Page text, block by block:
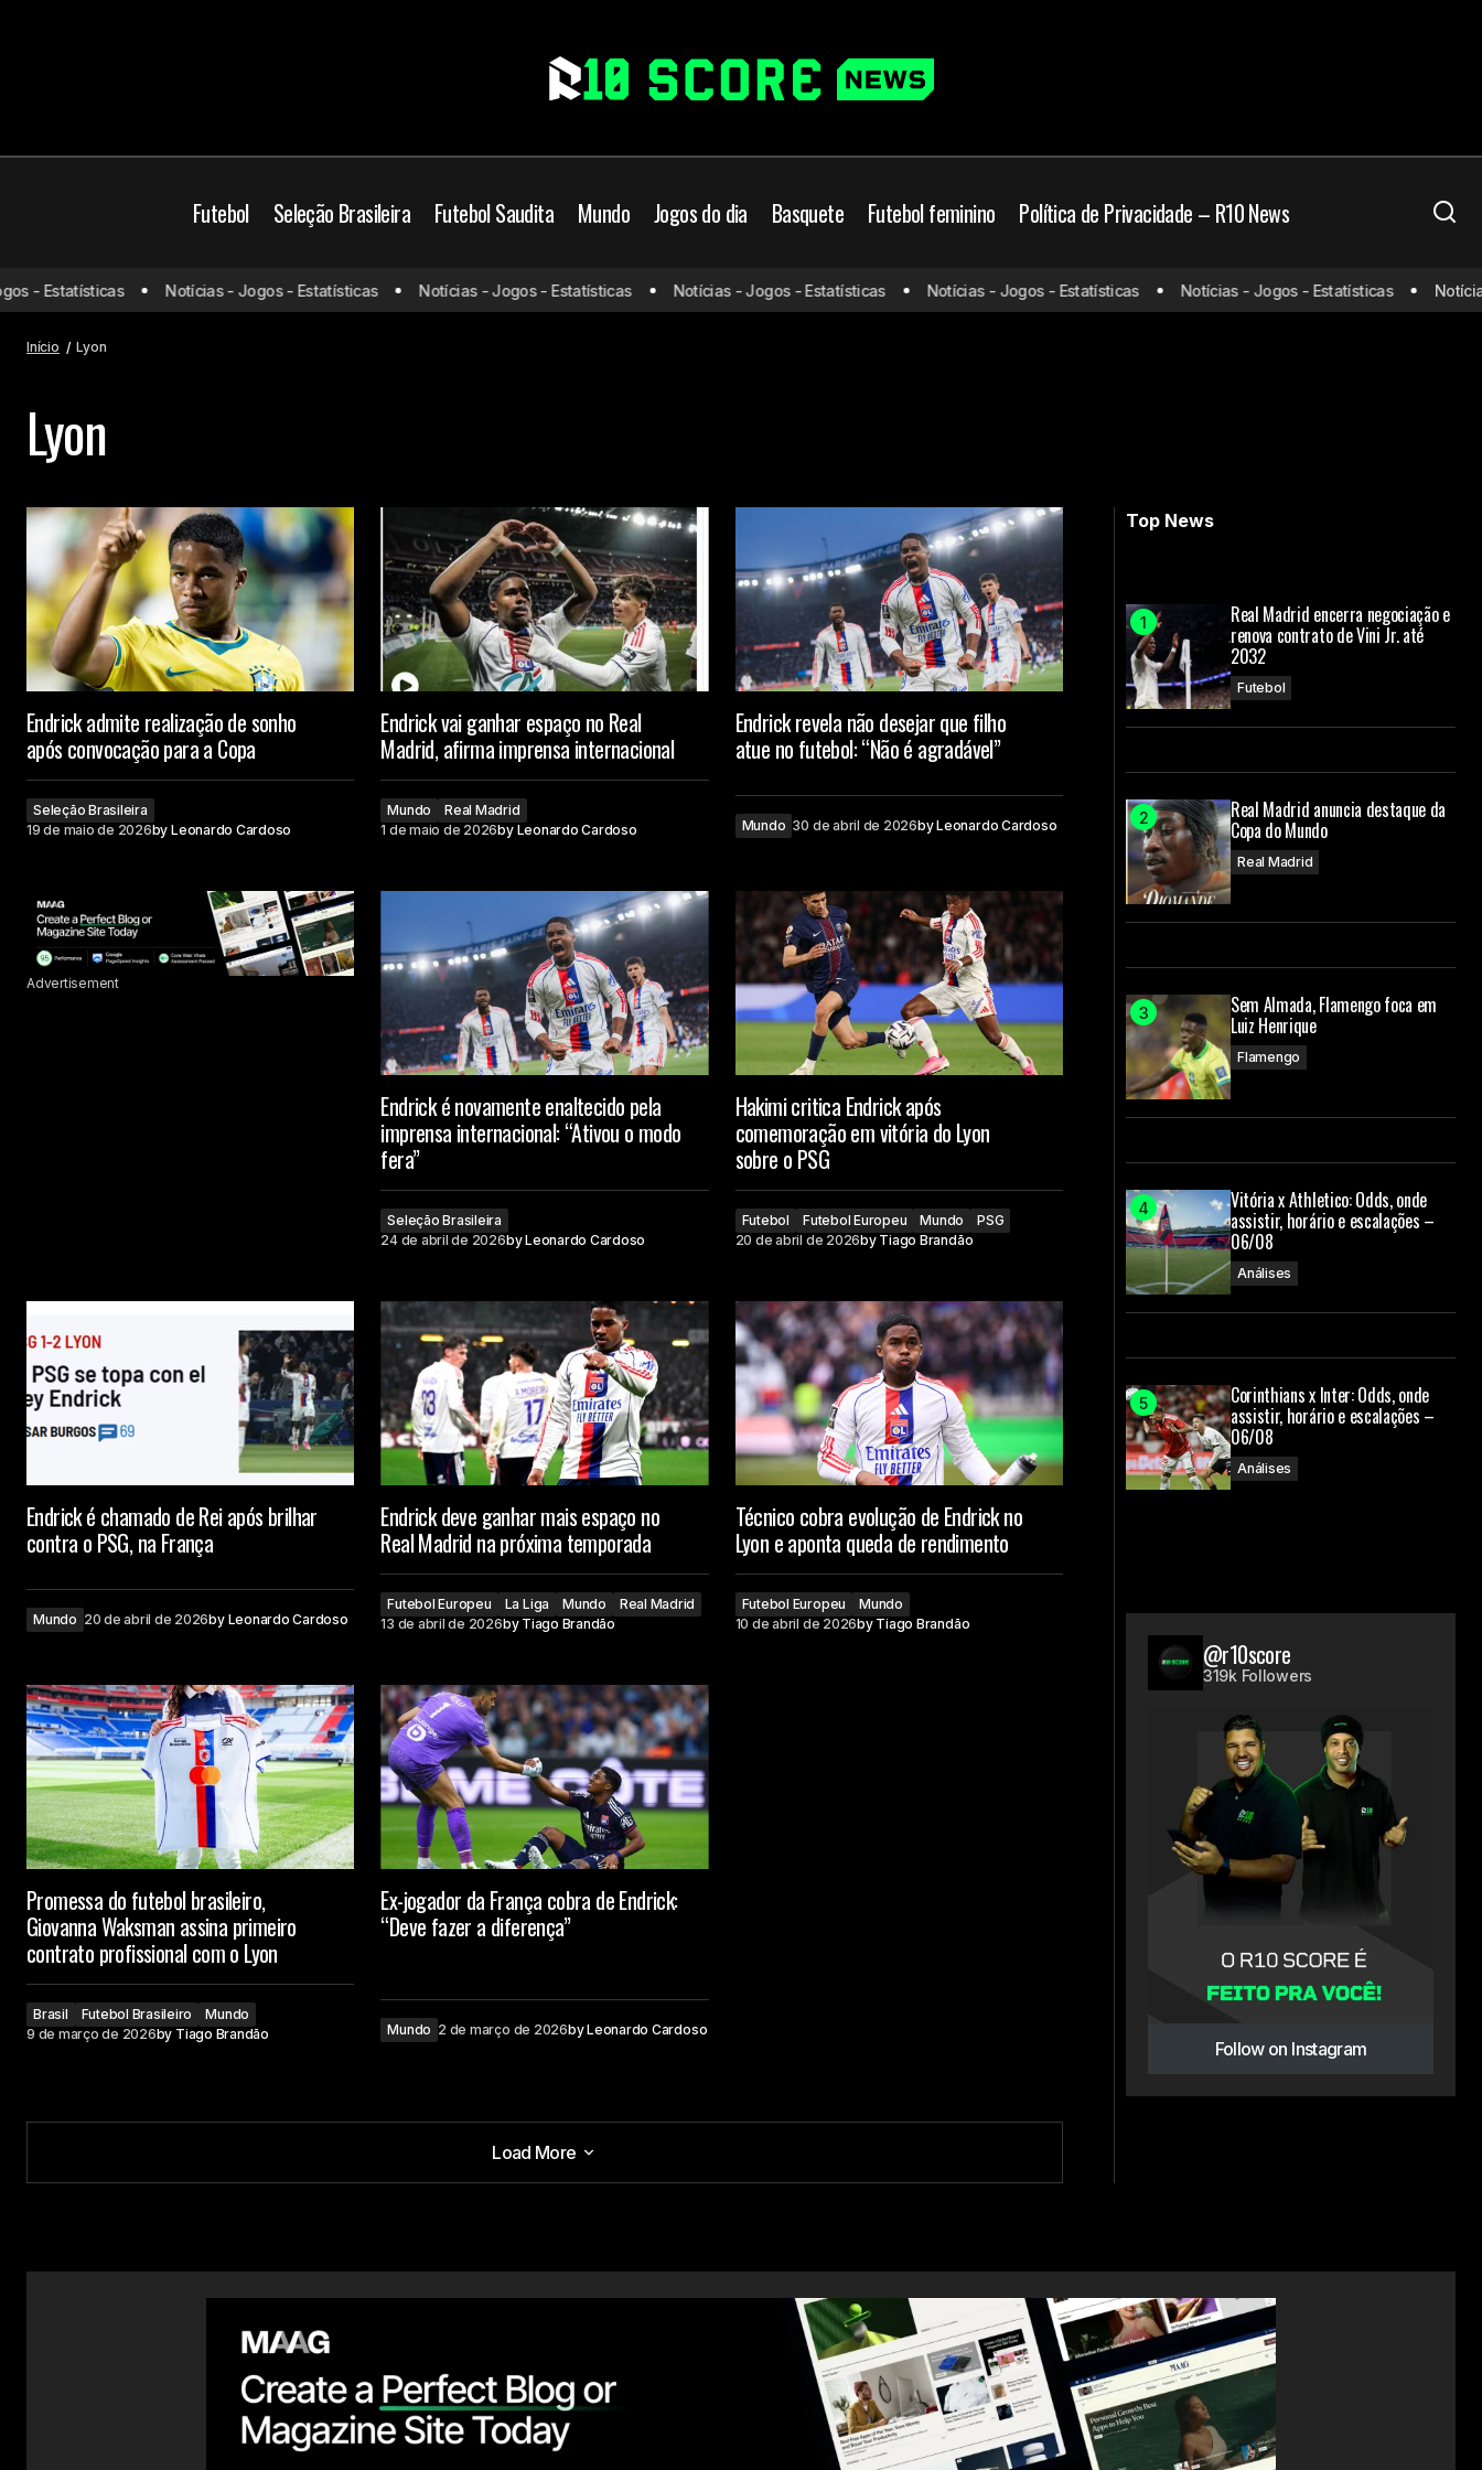
Futebol Seleção Brasileira Futebol Saudita Mundo Jogos do dia Basquete Futebol feminino Política de Privacidade – R10 News
- Estatísticas Notícias - Jogos - Estatísticas Notícias - Jogos - Estatísticas Notícias - Jogos - Estatísticas Notícias - Jogos - Estatísticas Notícias - Jogos - Estatísticas
Início Lyon
Lyon
Endrick admite realização de sonho
após convocação para a Copa
Seleção Brasileira
19 de maio de 2026by Leonardo Cardoso
Endrick vai ganhar espaço no Real
Madrid, afirma imprensa internacional
Mundo
Real Madrid
1 de maio de 2026by Leonardo Cardoso
Endrick revela não desejar que filho
atue no futebol: “Não é agradável”
Mundo 30 de abril de 2026byLeonardo Cardoso
Advertisement
Endrick é novamente enaltecido pela
imprensa internacional: “Ativou o modo
fera”
Seleção Brasileira
24 de abril de 2026byLeonardo Cardoso
Hakimi critica Endrick após
comemoração em vitória do Lyon
sobre o PSG
Futebol Futebol Europeu Mundo
PSG
20 de abril de 2026by Tiago Brandão
Endrick é chamado de Rei após brilhar
contra o PSG, na França
Mundo 20 de abril de 2026by Leonardo Cardoso
Endrick deve ganhar mais espaço no
Real Madrid na próxima temporada
Futebol Europeu La Liga Mundo
Real Madrid
13 de abril de 2026by Tiago Brandão
Técnico cobra evolução de Endrick no
Lyon e aponta queda de rendimento
Futebol Europeu
Mundo
10 de abril de 2026by Tiago Brandão
Promessa do futebol brasileiro,
Giovanna Waksman assina primeiro
contrato profissional com o Lyon
Brasil Futebol Brasileiro
Mundo
9 de março de 2026by Tiago Brandão
Ex-jogador da França cobra de Endrick:
“Deve fazer a diferença”
Mundo 2 de março de 2026byLeonardo Cardoso
Load More
Load More
Top News
Real Madrid encerra negociação e
renova contrato de Vini Jr. até
2032
Futebol
Real Madrid anuncia destaque da
Copa do Mundo
Real Madrid
Sem Almada, Flamengo foca em
Luiz Henrique
Flamengo
Vitória x Athletico: Odds, onde
assistir, horário e escalações –
06/08
Análises
Corinthians x Inter: Odds, onde
assistir, horário e escalações –
06/08
Análises
@r10score
319k Followers
Follow on Instagram